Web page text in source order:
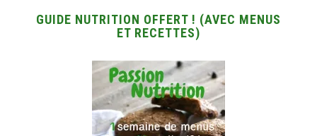
GUIDE NUTRITION OFFERT ! (AVEC MENUS
ET RECETTES)